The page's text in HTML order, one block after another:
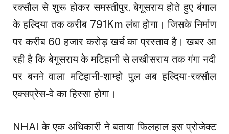
रक्सौल से शुरू होकर समस्तीपुर, बेगूसराय होते हुए बंगाल
के हल्दिया तक करीब 791Km लंबा होगा। जिसके निर्माण
पर करीब 60 हजार करोड़ खर्च का प्रस्ताव है। खबर आ
रही है कि बेगूसराय के मटिहानी से लखीसराय तक गंगा नदी
पर बनने वाला मटिहानी-शाम्हो पुल अब हल्दिया-रक्सौल
एक्सप्रेस-वे का हिस्सा होगा।
NHAI के एक अधिकारी ने बताया फिलहाल इस प्रोजेक्ट